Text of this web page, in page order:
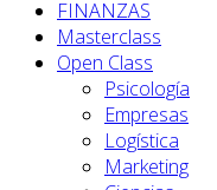
FINANZAS
Masterclass
Open Class
Psicología
Empresas
Logística
Marketing